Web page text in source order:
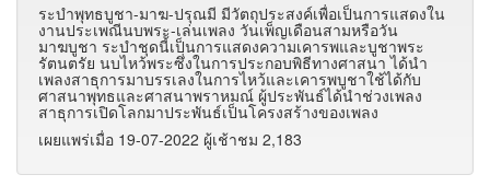
ระบำพุทธบูชา-มาฆ-ปรุณมี มีวัตถุประสงค์เพื่อเป็นการแสดงใน
งานประเพณีนบพระ-เล่นเพลง วันเพ็ญเดือนสามหรือวัน
มาฆบูชา ระบำชุดนี้เป็นการแสดงความเคารพและบูชาพระ
รัตนตรัย นบไหว้พระซึ่งในการประกอบพิธีทางศาสนา ได้นำ
เพลงสาธุการมาบรรเลงในการไหว้และเคารพบูชาใช้ได้กับ
ศาสนาพุทธและศาสนาพราหมณ์ ผู้ประพันธ์ได้นำช่วงเพลง
สาธุการเปิดโลกมาประพันธ์เป็นโครงสร้างของเพลง
เผยแพร่เมื่อ 19-07-2022 ผู้เช้าชม 2,183